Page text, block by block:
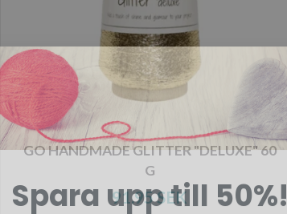
GO HANDMADE GLITTER "DELUXE" 60
G
91.95 SEK
Spara upp till 50%!